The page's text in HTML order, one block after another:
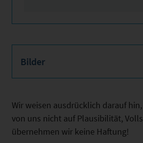
Bilder
Wir weisen ausdrücklich darauf
von uns nicht auf Plausibilität,
übernehmen wir keine Haftung!